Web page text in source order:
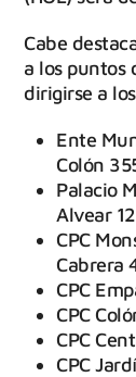
Cabe
a los puntos
dirigirse a
Ente
Colón
Palacio
Alvear
CPC
Cabrera
CPC
CPC
CPC
CPC